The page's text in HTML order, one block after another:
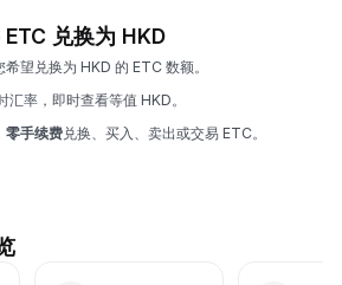
兑换为 HKD
望兑换为 HKD 的 ETC 数额。
率，即时查看等值 HKD。
零手续费 兑换、买入、卖出或交易 ETC。